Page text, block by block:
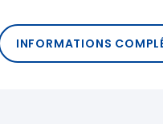
INFORMATIONS